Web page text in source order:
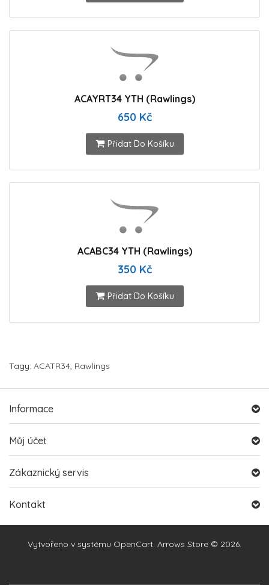
ACAYRT34 YTH (Rawlings)
650 Kč
Přidat Do Košíku
ACABC34 YTH (Rawlings)
350 Kč
Přidat Do Košíku
Tagy: ACATR34, Rawlings
Informace
Můj účet
Zákaznický servis
Kontakt
Vytvořeno v systému OpenCart. Arrows Store © 2026.